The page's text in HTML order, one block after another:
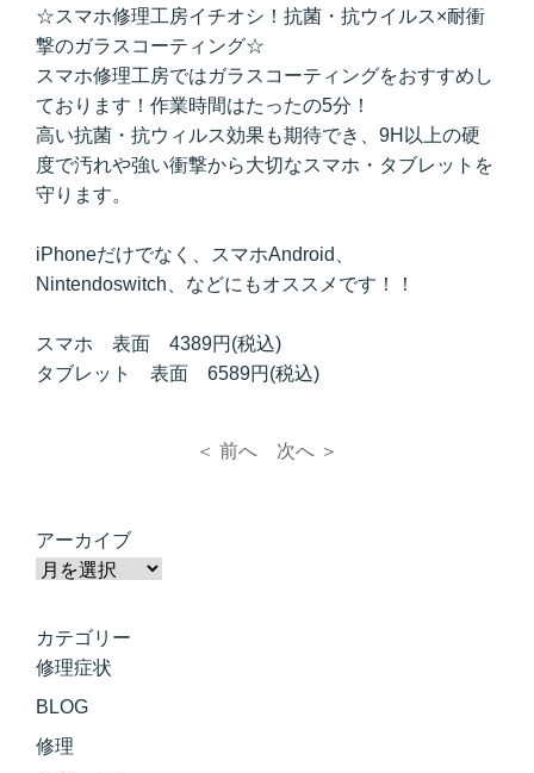
☆スマホ修理工房イチオシ！抗菌・抗ウイルス×耐衝
撃のガラスコーティング☆
スマホ修理工房ではガラスコーティングをおすすめし
ております！作業時間はたったの5分！
高い抗菌・抗ウィルス効果も期待でき、9H以上の硬
度で汚れや強い衝撃から大切なスマホ・タブレットを
守ります。
iPhoneだけでなく、スマホAndroid、
Nintendoswitch、などにもオススメです！！
スマホ 表面 4389円(税込)
タブレット 表面 6589円(税込)
＜ 前へ 次へ ＞
アーカイブ
カテゴリー
修理症状
BLOG
修理